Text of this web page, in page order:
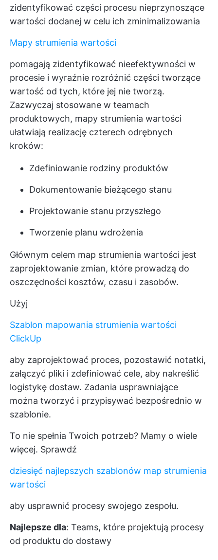
zidentyfikować części procesu nieprzynoszące
wartości dodanej w celu ich zminimalizowania
Mapy strumienia wartości
pomagają zidentyfikować nieefektywności w
procesie i wyraźnie rozróżnić części tworzące
wartość od tych, które jej nie tworzą.
Zazwyczaj stosowane w teamach
produktowych, mapy strumienia wartości
ułatwiają realizację czterech odrębnych
kroków:
Zdefiniowanie rodziny produktów
Dokumentowanie bieżącego stanu
Projektowanie stanu przyszłego
Tworzenie planu wdrożenia
Głównym celem map strumienia wartości jest
zaprojektowanie zmian, które prowadzą do
oszczędności kosztów, czasu i zasobów.
Użyj
Szablon mapowania strumienia wartości
ClickUp
aby zaprojektować proces, pozostawić notatki,
załączyć pliki i zdefiniować cele, aby nakreślić
logistykę dostaw. Zadania usprawniające
można tworzyć i przypisywać bezpośrednio w
szablonie.
To nie spełnia Twoich potrzeb? Mamy o wiele
więcej. Sprawdź
dziesięć najlepszych szablonów map strumienia
wartości
aby usprawnić procesy swojego zespołu.
Najlepsze dla: Teams, które projektują procesy
od produktu do dostawy